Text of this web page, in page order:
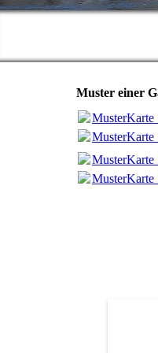
Muster einer